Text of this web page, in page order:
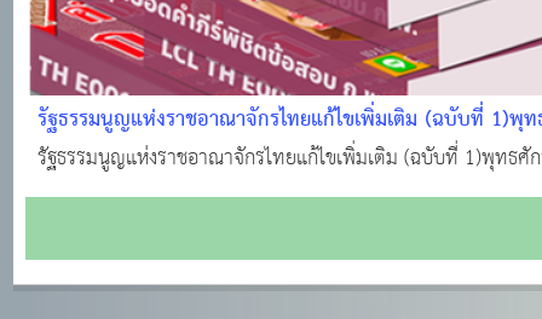
รัฐธรรมนูญแห่งราชอาณาจักรไทยแก้ไขเพิ่มเติม (ฉบับที่ 1)พุ
รัฐธรรมนูญแห่งราชอาณาจักรไทยแก้ไขเพิ่มเติม (ฉบับที่ 1)พุทธศั